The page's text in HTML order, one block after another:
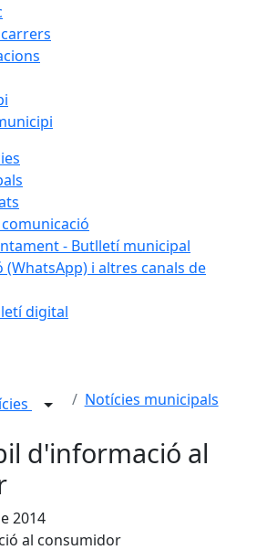
- Butlletí municipal
i altres canals de
digital
Notícies municipals
d'informació al
2014
al consumidor